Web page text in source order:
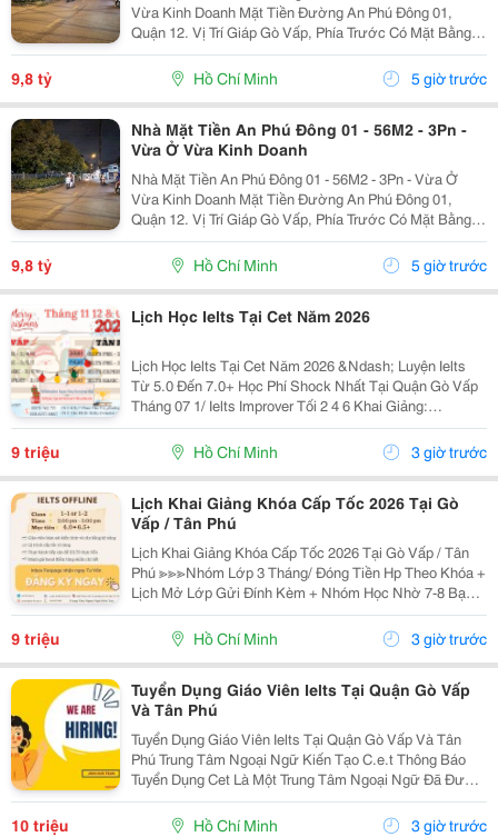
Vừa Kinh Doanh Mặt Tiền Đường An Phú Đông 01,
Quận 12. Vị Trí Giáp Gò Vấp, Phía Trước Có Mặt Bằng
Thuận Tiện Kinh Doanh. - Diện Tích: 56M2, Ngang 4M,
Dài 14M. - Kết Cấu: 1 Trệt, 1 Lửng, 1 Lầu, Sân...
9,8 tỷ Hồ Chí Minh 5 giờ trước
Nhà Mặt Tiền An Phú Đông 01 - 56M2 - 3Pn -
Vừa Ở Vừa Kinh Doanh
Nhà Mặt Tiền An Phú Đông 01 - 56M2 - 3Pn - Vừa Ở
Vừa Kinh Doanh Mặt Tiền Đường An Phú Đông 01,
Quận 12. Vị Trí Giáp Gò Vấp, Phía Trước Có Mặt Bằng
Thuận Tiện Kinh Doanh. - Diện Tích: 56M2, Ngang 4M,
Dài 14M. - Kết Cấu: 1 Trệt, 1 Lửng, 1 Lầu, Sân...
9,8 tỷ Hồ Chí Minh 5 giờ trước
Lịch Học Ielts Tại Cet Năm 2026
Lịch Học Ielts Tại Cet Năm 2026 &Ndash; Luyện Ielts
Từ 5.0 Đến 7.0+ Học Phí Shock Nhất Tại Quận Gò Vấp
Tháng 07 1/ Ielts Improver Tối 2 4 6 Khai Giảng:
13/07/2026 Khung Giờ: 18:00 Đến 21:00 Học Phí Ưu Đãi
5% Khi Đăng Ký 2/ Ielts...
9 triệu Hồ Chí Minh 3 giờ trước
Lịch Khai Giảng Khóa Cấp Tốc 2026 Tại Gò
Vấp / Tân Phú
Lịch Khai Giảng Khóa Cấp Tốc 2026 Tại Gò Vấp / Tân
Phú ≫≫≫Nhóm Lớp 3 Tháng/ Đóng Tiền Hp Theo Khóa +
Lịch Mở Lớp Gửi Đính Kèm + Nhóm Học Nhờ 7-8 Bạn/
Lớp + Giáo Trình Ielts Có Band Điểm Lộ Trình, Sách
Nước Ngoài Bám Sát + Chia Đều 4 Kỹ...
9 triệu Hồ Chí Minh 3 giờ trước
Tuyển Dụng Giáo Viên Ielts Tại Quận Gò Vấp
Và Tân Phú
Tuyển Dụng Giáo Viên Ielts Tại Quận Gò Vấp Và Tân
Phú Trung Tâm Ngoại Ngữ Kiến Tạo C.e.t Thông Báo
Tuyển Dụng Cet Là Một Trung Tâm Ngoại Ngữ Đã Được
Thành Lập 16 Năm Chuyên Về Chương Trình Anh Văn
Học Thuật Ielts &Ndash; Toefl Ibt. Trung Tâm...
10 triệu Hồ Chí Minh 3 giờ trước